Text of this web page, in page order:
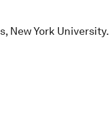
New York University.